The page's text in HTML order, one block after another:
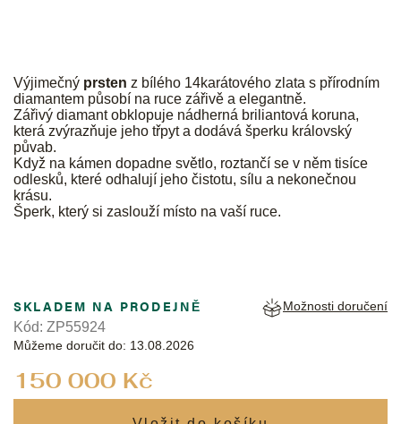
Výjimečný prsten z bílého 14karátového zlata s přírodním
diamantem působí na ruce zářivě a elegantně.
Zářivý diamant obklopuje nádherná briliantová koruna,
která zvýrazňuje jeho třpyt a dodává šperku královský
půvab.
Když na kámen dopadne světlo, roztančí se v něm tisíce
odlesků, které odhalují jeho čistotu, sílu a nekonečnou
krásu.
Šperk, který si zaslouží místo na vaší ruce.
150 000 Kč
SKLADEM NA PRODEJNĚ
Můžeme doručit do: 13.08.2026
Možnosti doručení
Kód: ZP55924